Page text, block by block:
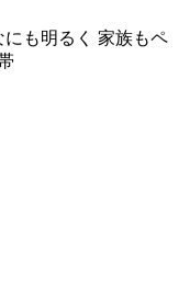
も明るく 家族もペ